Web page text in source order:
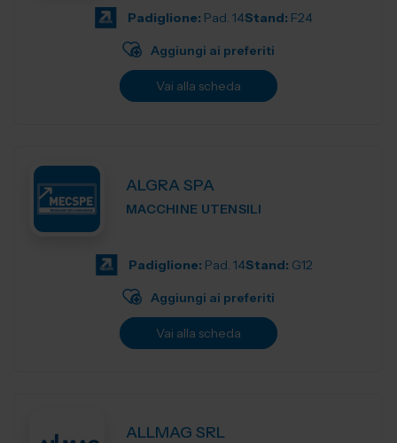
Padiglione: Pad. 14Stand: F24
Aggiungi ai preferiti
Vai alla scheda
ALGRA SPA
MACCHINE UTENSILI
Padiglione: Pad. 14Stand: G12
Aggiungi ai preferiti
Vai alla scheda
ALLMAG SRL